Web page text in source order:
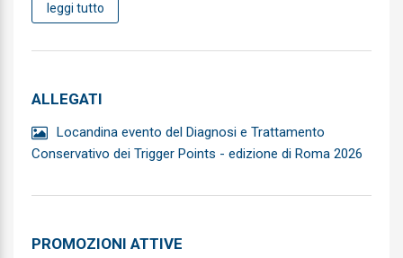
Biochimica clinica
Cardiochirurgia
Cardiologia
Chirurgia Generale
Chirurgia Maxillo-facciale
Chirurgia plastica e ricostruttiva
leggi tutto
ALLEGATI
Locandina evento del Diagnosi e Trattamento
Conservativo dei Trigger Points - edizione di Roma 2026
PROMOZIONI ATTIVE